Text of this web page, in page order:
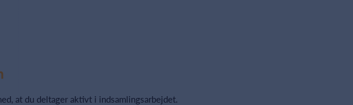
at du deltager aktivt i indsamlingsarbejdet.